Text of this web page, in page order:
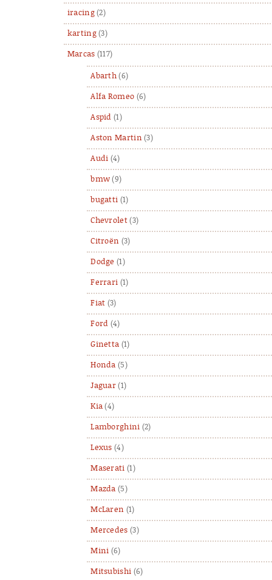
iracing(2)
karting(3)
Marcas (117)
Abarth (6)
Alfa Romeo (6)
Aspid (1)
Aston Martin (3)
Audi (4)
bmw (9)
bugatti (1)
Chevrolet(3)
Citroën (3)
Dodge (1)
Ferrari (1)
Fiat (3)
Ford (4)
Ginetta (1)
Honda (5)
Jaguar (1)
Kia (4)
Lamborghini (2)
Lexus (4)
Maserati (1)
Mazda (5)
McLaren (1)
Mercedes (3)
Mini (6)
Mitsubishi (6)